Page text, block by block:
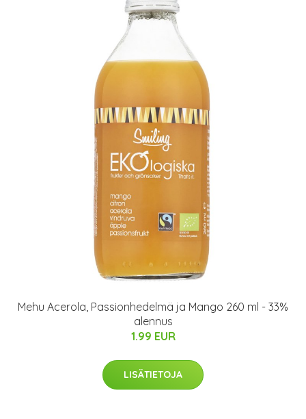
Mehu Acerola, Passionhedelmä ja Mango 260 ml - 33%
alennus
1.99 EUR
LISÄTIETOJA